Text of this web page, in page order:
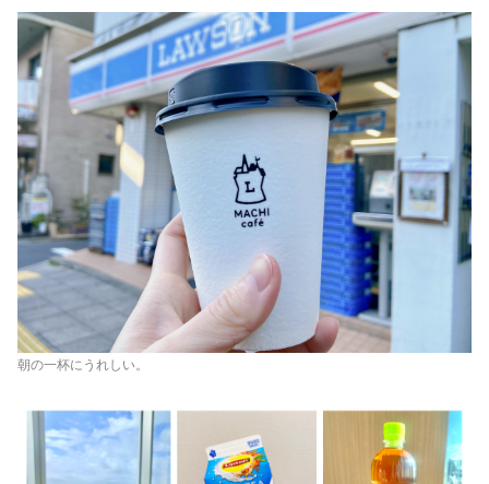
朝の一杯にうれしい。